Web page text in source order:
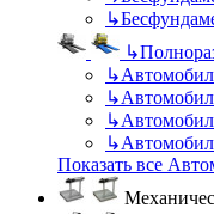
↳
↳
↳
↳
↳
↳
Показать все